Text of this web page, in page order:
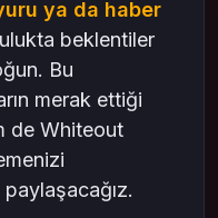
ya da haber
beklentiler
Bu
merak ettiği
de Whiteout
paylaşacağız.